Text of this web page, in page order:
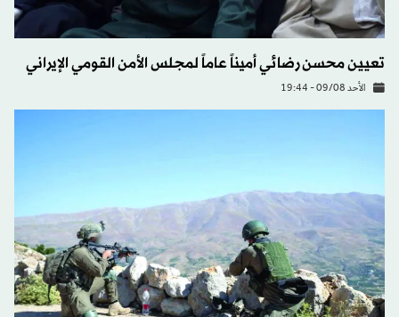
تعيين محسن رضائي أميناً عاماً لمجلس الأمن القومي الإيراني
الأحد 09/08 - 19:44